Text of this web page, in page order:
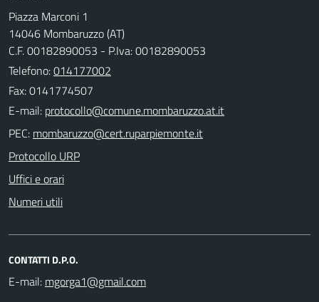
Piazza Marconi 1
14046 Mombaruzzo (AT)
C.F. 00182890053 - P.Iva: 00182890053
Telefono:014177002
Fax: 0141774507
E-mail:
PEC:
Protocollo URP
Uffici e orari
Numeri utili
CONTATTI D.P.O.
E-mail: